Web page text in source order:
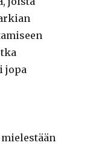
jopa